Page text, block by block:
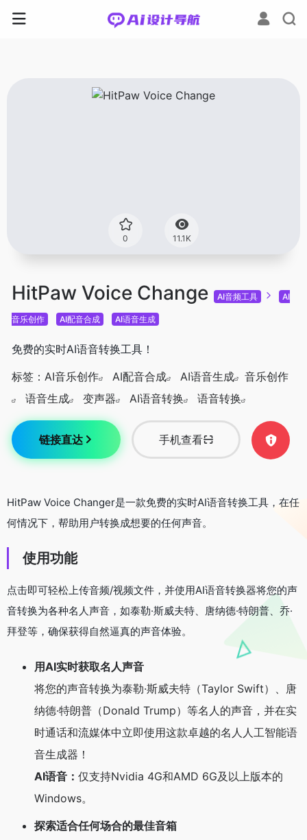
0 11.1K
HitPaw Voice Change AI音频工具 AI
音乐创作 AI配音合成 AI语音生成
免费的实时AI语音转换工具！
标签： AI音乐创作 AI配音合成 AI语音生成
音乐创作
语音生成
变声器 AI语音转换 语音转换
链接直达 手机查看
HitPaw Voice Changer是一款免费的实时AI语音转换工具，在任
何情况下，帮助用户转换成想要的任何声音。
使用功能
点击即可轻松上传音频/视频文件，并使用AI语音转换器将您的声
音转换为各种名人声音，如泰勒·斯威夫特、唐纳德·特朗普、乔·
拜登等，确保获得自然逼真的声音体验。
用AI实时获取名人声音
将您的声音转换为泰勒·斯威夫特（Taylor Swift）、唐
纳德·特朗普（Donald Trump）等名人的声音，并在实
时通话和流媒体中立即使用这款卓越的名人人工智能语
音生成器！
AI语音： 仅支持Nvidia 4G和AMD 6G及以上版本的
Windows。
探索适合任何场合的最佳音箱